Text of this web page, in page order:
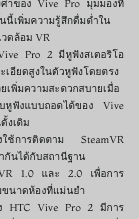
ศาของ Vive Pro มุมมองที่
นี้เพิ่มความรู้สึกดื่มด่ำใน
ดล้อม VR
Pro 2 มีหูฟังสเตอริโอ
เอียดสูงในตัวหูฟังโดยตรง
เพิ่มความสะดวกสบายเมื่อ
หูฟังแบบถอดได้ของ Vive
งเดิม
ใช้การติดตาม SteamVR
กันได้กับสถานีฐาน
1.0 และ 2.0 เพื่อการ
นาดห้องที่แม่นยำ
HTC Vive Pro 2 มีการ